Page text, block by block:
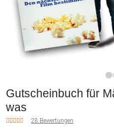
Gutscheinbuch für
was
28 Bewertungen